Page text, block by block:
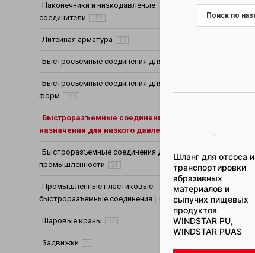
Наконечники и низкодавленые
соединители
152
Литейная арматура 10
Быстросъемные соединения для воды
Быстросъемные соединения для литьевых
форм
133
Быстроразъемные соединения общего
назначения для низкого давления
Быстроразъемные соединения для пищевой
промышленности
21
Промышленные пластиковые
быстроразъемные соединения
65
Шаровые краны 32
Задвижки 4
Шланг для отсоса и
транспортировки
абразивных
материалов и
сыпучих пищевых
продуктов
WINDSTAR PU,
WINDSTAR PUAS